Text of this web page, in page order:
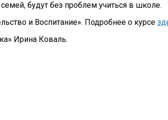
будут без проблем учиться в школе.
и Воспитание». Подробнее о курсе
Ирина Коваль.